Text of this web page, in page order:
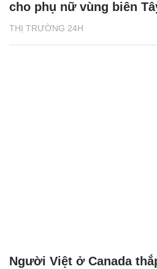
THỊ TRƯỜNG 24H
cho phụ nữ vùng biên
Người Việt ở Canada